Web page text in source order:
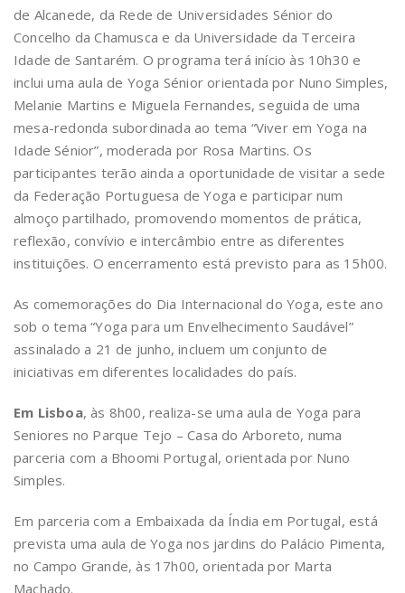
de Alcanede, da Rede de Universidades Sénior do
Concelho da Chamusca e da Universidade da Terceira
Idade de Santarém. O programa terá início às 10h30 e
inclui uma aula de Yoga Sénior orientada por Nuno Simples,
Melanie Martins e Miguela Fernandes, seguida de uma
mesa-redonda subordinada ao tema “Viver em Yoga na
Idade Sénior”, moderada por Rosa Martins. Os
participantes terão ainda a oportunidade de visitar a sede
da Federação Portuguesa de Yoga e participar num
almoço partilhado, promovendo momentos de prática,
reflexão, convívio e intercâmbio entre as diferentes
instituições. O encerramento está previsto para as 15h00.
As comemorações do Dia Internacional do Yoga, este ano
sob o tema “Yoga para um Envelhecimento Saudável”
assinalado a 21 de junho, incluem um conjunto de
iniciativas em diferentes localidades do país.
Em Lisboa, às 8h00, realiza-se uma aula de Yoga para
Seniores no Parque Tejo – Casa do Arboreto, numa
parceria com a Bhoomi Portugal, orientada por Nuno
Simples.
Em parceria com a Embaixada da Índia em Portugal, está
prevista uma aula de Yoga nos jardins do Palácio Pimenta,
no Campo Grande, às 17h00, orientada por Marta
Machado.